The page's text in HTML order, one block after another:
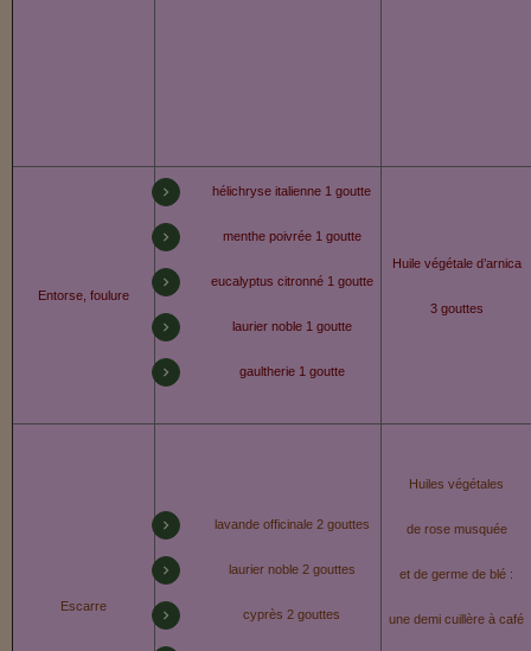
Entorse, foulure
hélichryse italienne 1 goutte
menthe poivrée 1 goutte
eucalyptus citronné 1 goutte
laurier noble 1 goutte
gaultherie 1 goutte
Huile végétale d’arnica
3 gouttes
Escarre
lavande officinale 2 gouttes
laurier noble 2 gouttes
cyprès 2 gouttes
Huiles végétales
de rose musquée
et de germe de blé :
une demi cuillère à café